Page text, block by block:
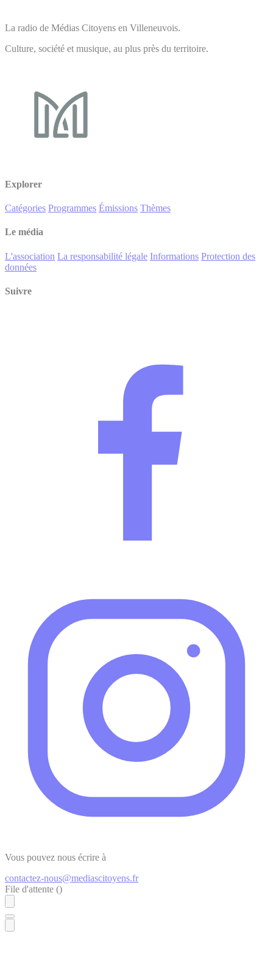
La radio de Médias Citoyens en Villeneuvois.
Culture, société et musique, au plus près du territoire.
Explorer
Catégories Programmes Émissions Thèmes
Le média
L'association La responsabilité légale Informations Protection des
données
Suivre
Vous pouvez nous écrire à
contactez-nous@mediascitoyens.fr
File d'attente ()